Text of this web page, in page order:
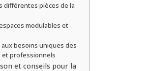
différentes pièces de la
modulables et
besoins uniques des
et professionnels
et conseils pour la